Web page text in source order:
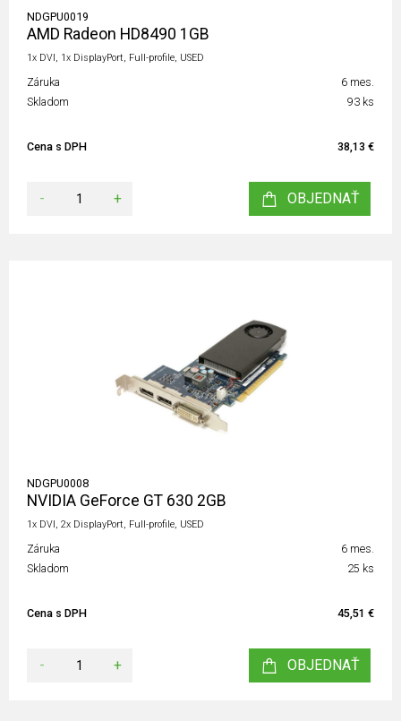
NDGPU0019
AMD Radeon HD8490 1GB
1x DVI, 1x DisplayPort, Full-profile, USED
Záruka
6 mes.
Skladom
93 ks
Cena s DPH 38,13 €
- + OBJEDNAŤ
NDGPU0008
NVIDIA GeForce GT 630 2GB
1x DVI, 2x DisplayPort, Full-profile, USED
Záruka
6 mes.
Skladom
25 ks
Cena s DPH 45,51 €
- + OBJEDNAŤ